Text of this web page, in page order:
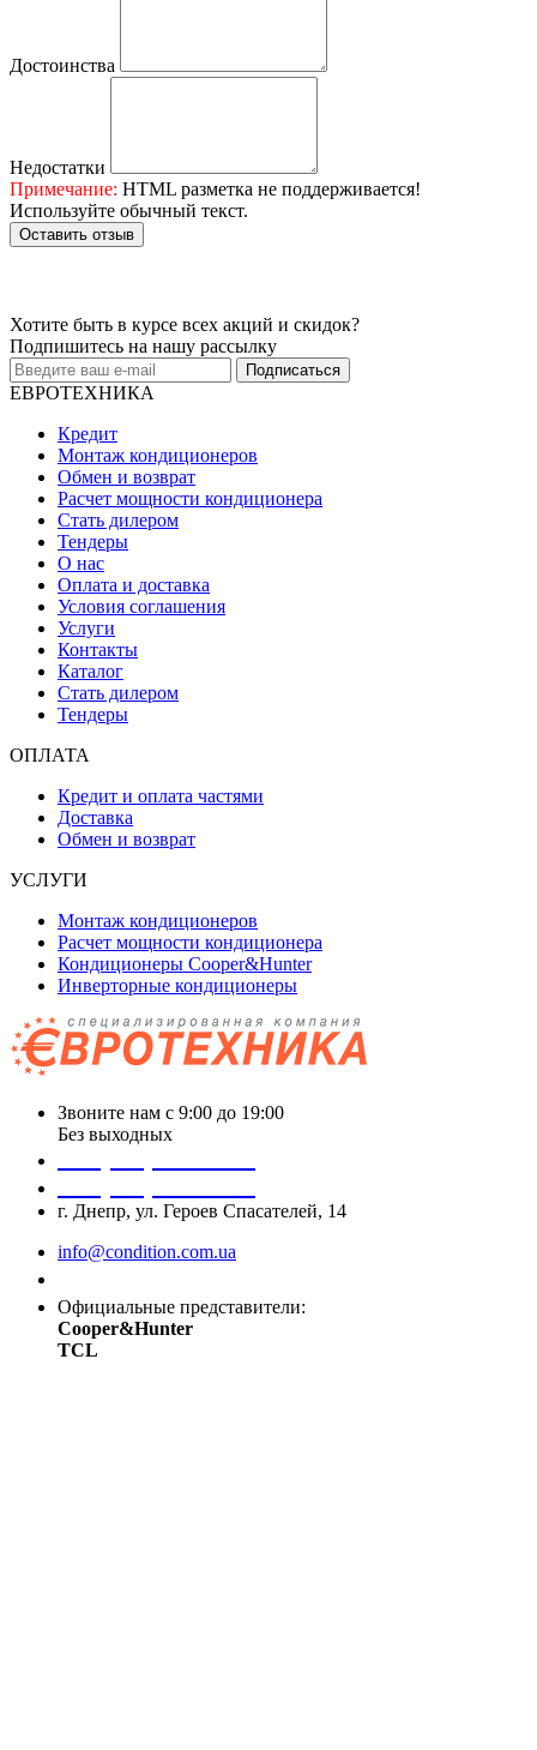
Достоинства
Недостатки
Примечание: HTML разметка не поддерживается!
Используйте обычный текст.
Оставить отзыв
Хотите быть в курсе всех акций и скидок?
Подпишитесь на нашу рассылку
Подписаться
ЕВРОТЕХНИКА
Кредит
Монтаж кондиционеров
Обмен и возврат
Расчет мощности кондиционера
Стать дилером
Тендеры
О нас
Оплата и доставка
Условия соглашения
Услуги
Контакты
Каталог
Стать дилером
Тендеры
ОПЛАТА
Кредит и оплата частями
Доставка
Обмен и возврат
УСЛУГИ
Монтаж кондиционеров
Расчет мощности кондиционера
Кондиционеры Cooper&Hunter
Инверторные кондиционеры
Звоните нам с 9:00 до 19:00
Без выходных
г. Днепр, ул. Героев Спасателей, 14
info@condition.com.ua
Официальные представители:
Cooper&Hunter
TCL